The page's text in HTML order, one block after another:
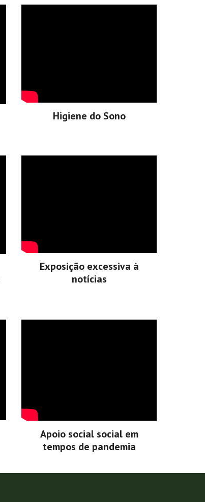
Higiene do Sono
Exposição excessiva à
notícias
Apoio social social em
tempos de pandemia